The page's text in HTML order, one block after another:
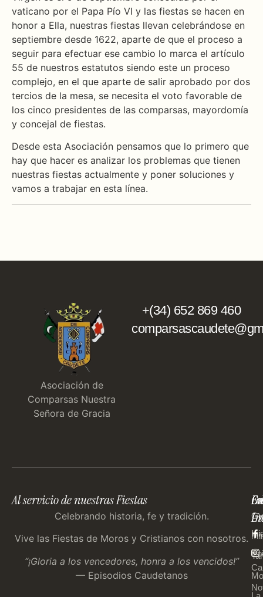
vaticano por el Papa Pío VI y las fiestas se hacen en
honor a Ella, nuestras fiestas llevan celebrándose en
septiembre desde 1622, aparte de que el proceso a
seguir para efectuar ese cambio lo marca el artículo
55 de nuestros estatutos siendo este un proceso
complejo, en el que aparte de salir aprobado por dos
tercios de la mesa, se necesita el voto favorable de
los cinco presidentes de las comparsas, mayordomía
y concejal de fiestas.
Desde esta Asociación pensamos que lo primero que
hay que hacer es analizar los problemas que tienen
nuestras fiestas actualmente y poner soluciones y
vamos a trabajar en esta línea.
Asociación de
Comparsas Nuestra
Señora de Gracia
+(34) 652 869 460
Al servicio de nuestras Fiestas
Celebrando historia, fe y tradición.
Vive las Fiestas de Moros y Cristianos con nosotros.
“¡Gloria a los vencedores, honra a los vencidos!”
— Episodios Caudetanos
Us